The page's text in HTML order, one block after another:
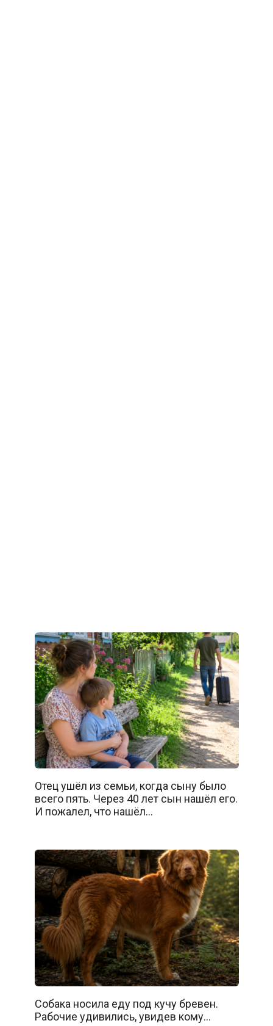
Отец ушёл из семьи, когда сыну было
всего пять. Через 40 лет сын нашёл его.
И пожалел, что нашёл…
Собака носила еду под кучу бревен.
Рабочие удивились, увидев кому…